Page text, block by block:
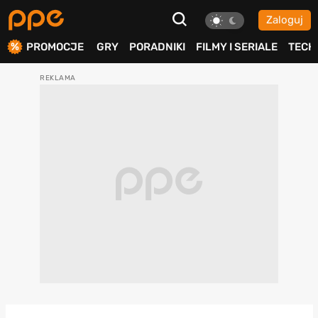
Zaloguj
PROMOCJE GRY PORADNIKI FILMY I SERIALE TECH